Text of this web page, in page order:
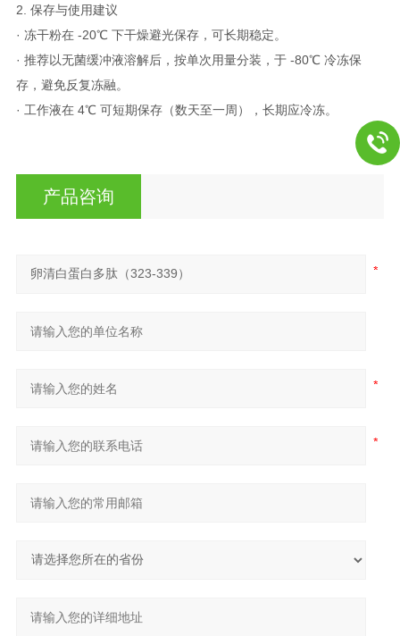
2. 保存与使用建议
· 冻干粉在 -20℃ 下干燥避光保存，可长期稳定。
· 推荐以无菌缓冲液溶解后，按单次用量分装，于 -80℃ 冷冻保
存，避免反复冻融。
· 工作液在 4℃ 可短期保存（数天至一周），长期应冷冻。
产品咨询